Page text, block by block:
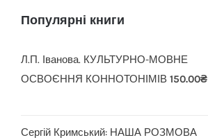
Популярні книги
Л.П. Іванова. КУЛЬТУРНО-МОВНЕ
ОСВОЄННЯ КОННОТОНІМІВ 150.00₴
Сергій Кримський: НАША РОЗМОВА